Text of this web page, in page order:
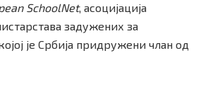
SchoolNet, асоцијација
задужених за
је Србија придружени члан од